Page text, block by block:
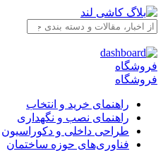
فروشگاه
فروشگاه
راهنمای خرید و انتخاب
راهنمای نصب و نگهداری
طراحی داخلی و دکوراسیون
فناوری‌های حوزه ساختمان